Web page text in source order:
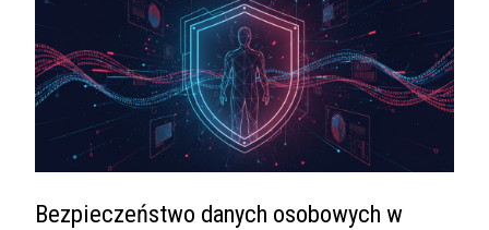
Bezpieczeństwo danych osobowych w